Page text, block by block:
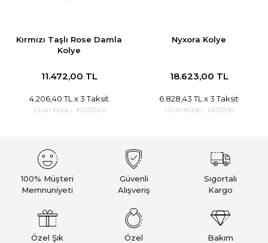
Kırmızı Taşlı Rose Damla
Kolye
11.472,00 TL
4.206,40 TL x 3 Taksit
Ürün Kodu : KL01549
Nyxora Kolye
18.623,00 TL
6.828,43 TL x 3 Taksit
Ürün Kodu : kl05096
100% Müşteri
Memnuniyeti
Güvenli
Alışveriş
Sigortalı
Kargo
Özel Şık
Özel
Bakım